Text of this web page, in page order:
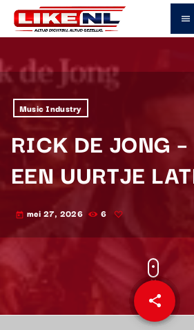
menu
Music Industry
RICK DE JONG
EEN UURTJE
today mei 27, 2026 6
share
email